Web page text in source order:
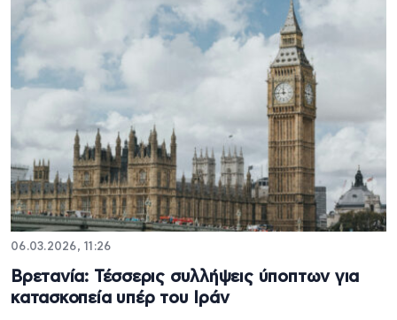
06.03.2026, 11:26
Βρετανία: Τέσσερις συλλήψεις ύποπτων για
κατασκοπεία υπέρ του Ιράν